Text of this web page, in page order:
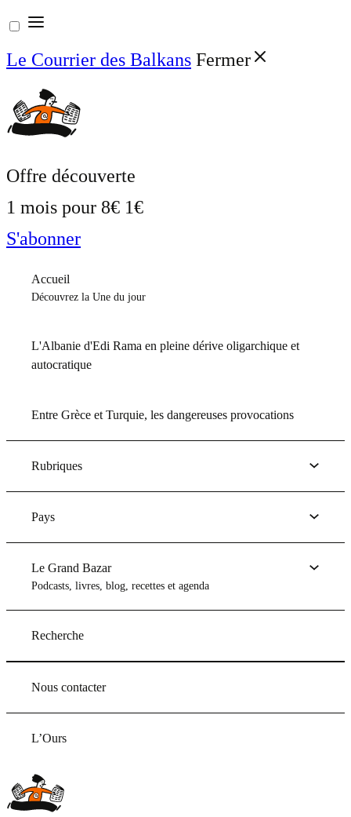
Aller
au
contenu
Le Courrier des Balkans Fermer
Offre découverte
1 mois pour 8€ 1€
S'abonner
Accueil
Découvrez la Une du jour
L'Albanie d'Edi Rama en pleine dérive oligarchique et
autocratique
Entre Grèce et Turquie, les dangereuses provocations
Rubriques
Pays
Le Grand Bazar
Podcasts, livres, blog, recettes et agenda
Recherche
Nous contacter
L’Ours